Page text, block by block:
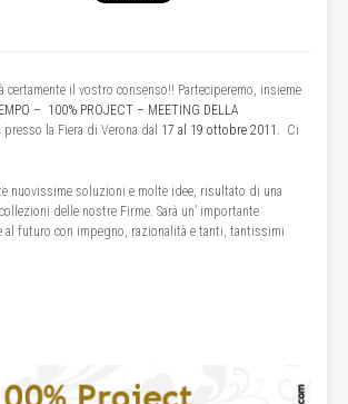
il vostro consenso!! Parteciperemo, insieme
– 100% PROJECT – MEETING DELLA
la Fiera di Verona dal 17 al 19 ottobre 2011. Ci
nuovissime soluzioni e molte idee, risultato di una
delle nostre Firme. Sarà un’ importante
al futuro con impegno, razionalità e tanti, tantissimi